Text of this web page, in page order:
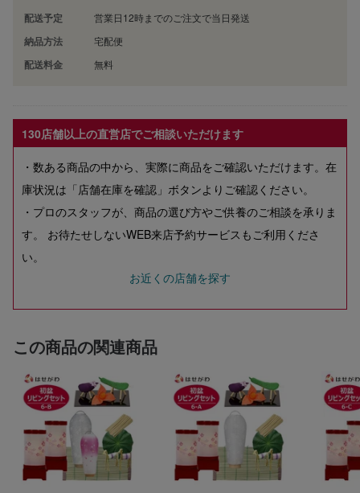
配送予定 営業日12時までのご注文で当日発送
納品方法 宅配便
配送料金 無料
130店舗以上の直営店でご相談いただけます
・数ある商品の中から、実際に商品をご確認いただけます。在
庫状況は「店舗在庫を確認」ボタンよりご確認ください。
・プロのスタッフが、商品の選び方やご供養のご相談を承りま
す。 お待たせしないWEB来店予約サービスもご利用くださ
い。
お近くの店舗を探す
この商品の関連商品